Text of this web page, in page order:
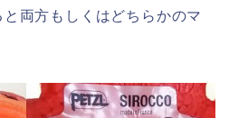
両方もしくはどちらかのマ